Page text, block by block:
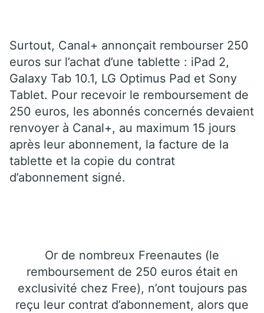
Surtout, Canal+ annonçait rembourser 250
euros sur l’achat d’une tablette : iPad 2,
Galaxy Tab 10.1, LG Optimus Pad et Sony
Tablet. Pour recevoir le remboursement de
250 euros, les abonnés concernés devaient
renvoyer à Canal+, au maximum 15 jours
après leur abonnement, la facture de la
tablette et la copie du contrat
d’abonnement signé.
Or de nombreux Freenautes (le
remboursement de 250 euros était en
exclusivité chez Free), n’ont toujours pas
reçu leur contrat d’abonnement, alors que